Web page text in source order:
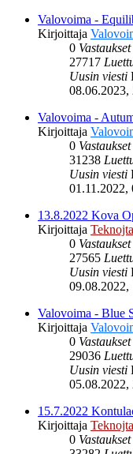
Valovoima -
Kirjoittaja
0 Vastaukset
27717
Uusin viesti
08.06.2023,
Valovoima -
Kirjoittaja
0 Vastaukset
31238
Uusin viesti
01.11.2022,
13.8.2022 Kova
Kirjoittaja Teknojta
0 Vastaukset
27565
Uusin viesti
09.08.2022,
Valovoima - Blue
Kirjoittaja
0 Vastaukset
29036
Uusin viesti
05.08.2022,
15.7.2022
Kirjoittaja Teknojta
0 Vastaukset